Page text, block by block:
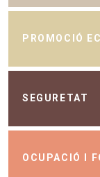
PROMOCIÓ
SEGURETAT
OCUPACIÓ I